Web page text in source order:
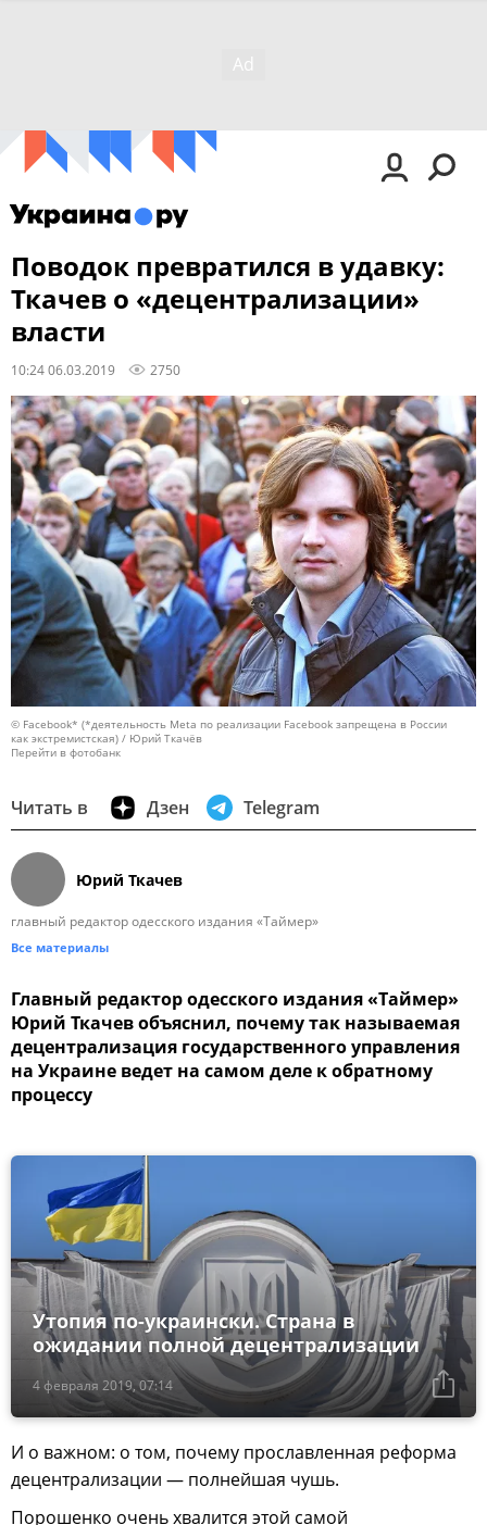
Поводок превратился в удавку:
Ткачев о «децентрализации»
власти
10:24 06.03.2019 2750
© Facebook* (*деятельность Meta по реализации Facebook запрещена в России
как экстремистская) / Юрий Ткачёв
Перейти в фотобанк
Читать в Дзен Telegram
Юрий Ткачев
главный редактор одесского издания «Таймер»
Все материалы
Главный редактор одесского издания «Таймер»
Юрий Ткачев объяснил, почему так называемая
децентрализация государственного управления
на Украине ведет на самом деле к обратному
процессу
4 февраля 2019, 07:14
Утопия по-украински. Страна в
ожидании полной децентрализации
И о важном: о том, почему прославленная реформа
децентрализации — полнейшая чушь.
Порошенко очень хвалится этой самой